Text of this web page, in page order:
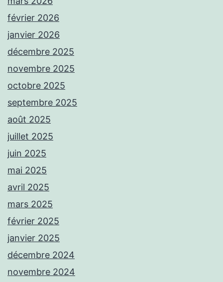
février 2026
janvier 2026
décembre 2025
novembre 2025
octobre 2025
septembre 2025
août 2025
juillet 2025
juin 2025
mai 2025
avril 2025
mars 2025
février 2025
janvier 2025
décembre 2024
novembre 2024